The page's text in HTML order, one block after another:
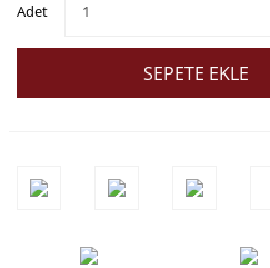
Adet
SEPETE EKLE